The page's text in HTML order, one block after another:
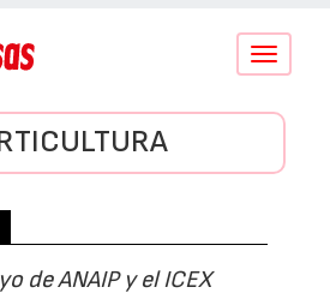
Conmutar
de ANAIP y el ICEX